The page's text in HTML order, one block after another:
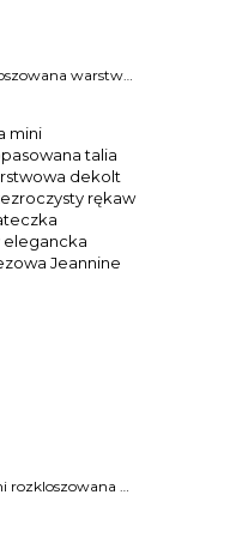
Sukienka mini rozkloszowana warstwowa falbanka dekolt v długi rękaw dopasowana talia Otilia
Sukienka krótka mini rozkloszowana dopasowana talia dwuczęściowa warstwowa dekolt vw woda długi przezroczysty rękaw bufka mankiety siateczka błyszcząca cekiny elegancka wieczorowa imprezowa Jeannine